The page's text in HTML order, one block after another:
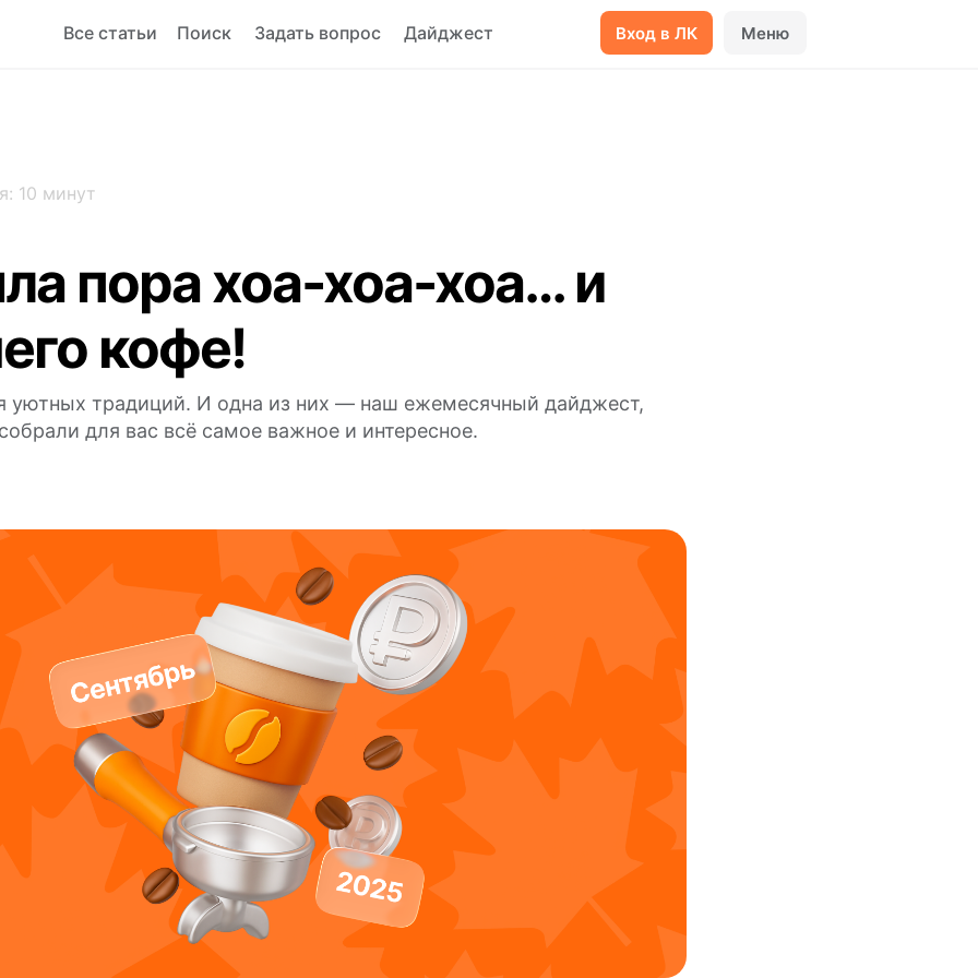
Меню
Вход в ЛК
Дайджест
Задать вопрос
Поиск
Все статьи
10 минут
пора хоа-хоа-хоа… и
кофе!
уютных традиций. И одна из них — наш ежемесячный дайджест,
для вас всё самое важное и интересное.